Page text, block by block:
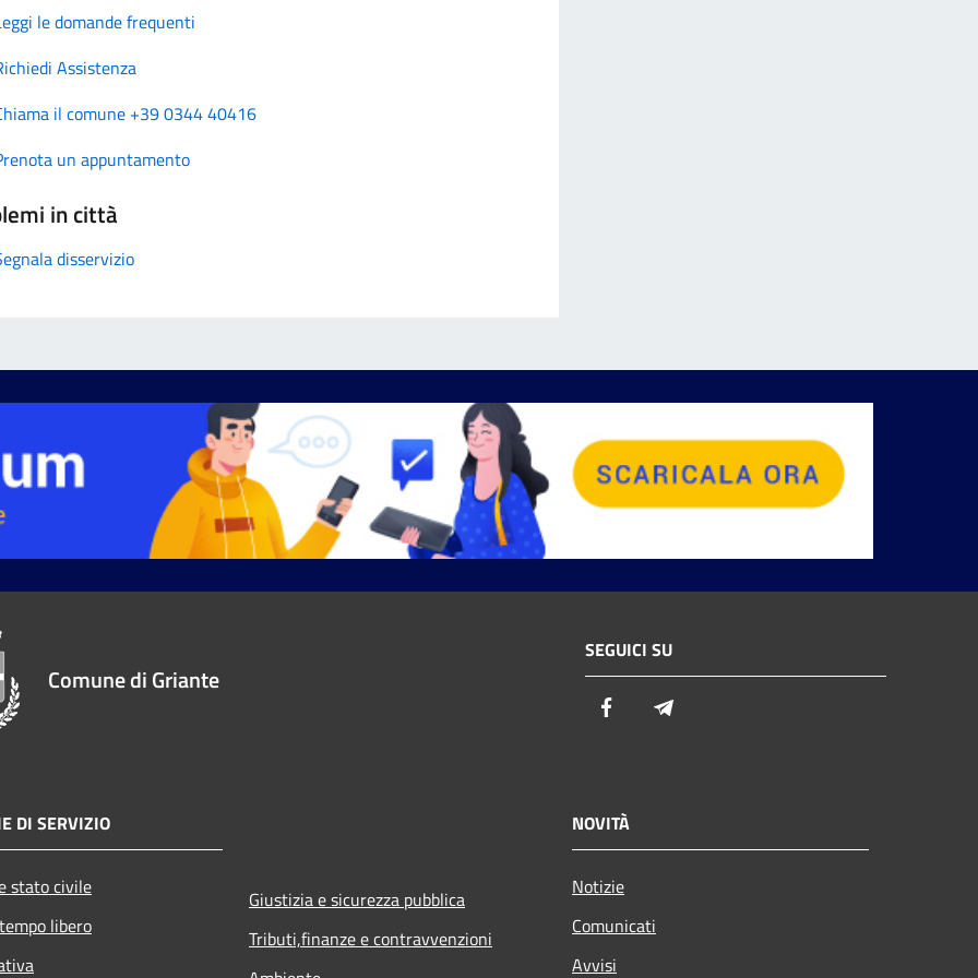
le domande frequenti
Assistenza
il comune +39 0344 40416
un appuntamento
in città
disservizio
Comune di Griante
SEGUICI SU
Facebook
DI SERVIZIO
stato civile
libero
Giustizia e sicurezza pubblica
Tributi,finanze e contravvenzioni
NOVITÀ
Notizie
Comunicati
Avvisi